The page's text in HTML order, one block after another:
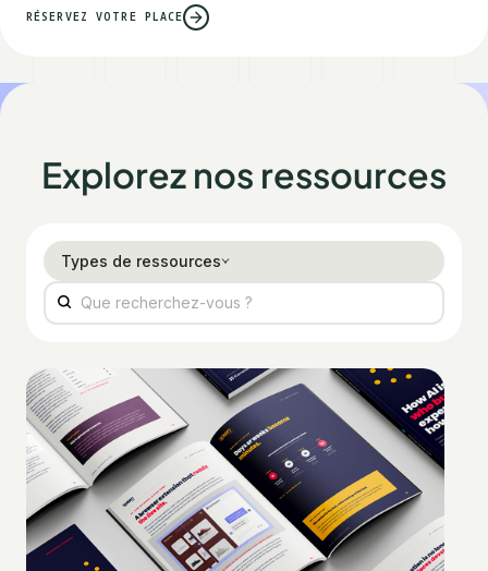
Explorez nos ressources
Types de ressources